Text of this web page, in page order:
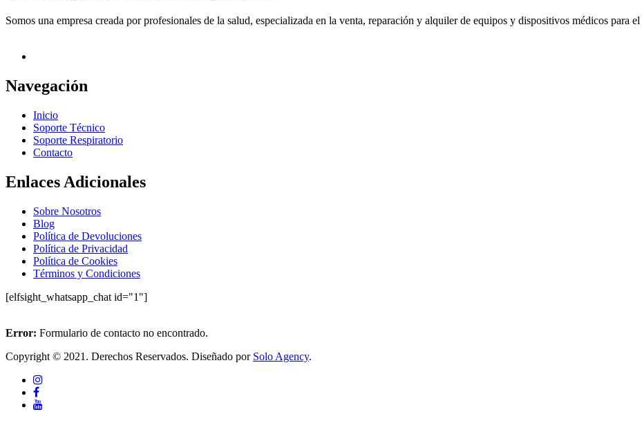
Somos una empresa creada por profesionales de la salud, especializada en la venta, reparación y alquiler de equipos y dispositivos médicos para el
Navegación
Inicio
Soporte Técnico
Soporte Respiratorio
Contacto
Enlaces Adicionales
Sobre Nosotros
Blog
Política de Devoluciones
Política de Privacidad
Política de Cookies
Términos y Condiciones
[elfsight_whatsapp_chat id="1"]
Error: Formulario de contacto no encontrado.
Copyright © 2021. Derechos Reservados. Diseñado por Solo Agency.